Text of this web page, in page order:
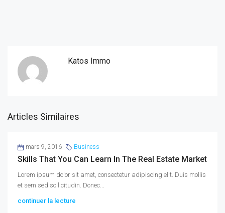
Katos Immo
Articles Similaires
mars 9, 2016 Business
Skills That You Can Learn In The Real Estate Market
Lorem ipsum dolor sit amet, consectetur adipiscing elit. Duis mollis
et sem sed sollicitudin. Donec...
continuer la lecture